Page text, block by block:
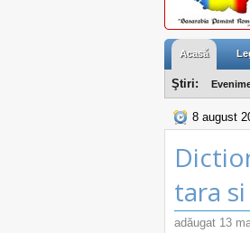
Acasă
Ştiri:
8 august
tara
adăugat 13